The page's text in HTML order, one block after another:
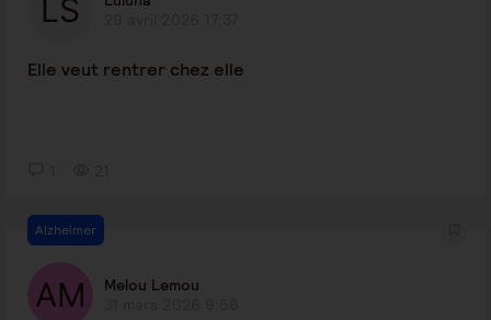
Elle veut rentrer chez elle
Alzheimer
Melou Lemou